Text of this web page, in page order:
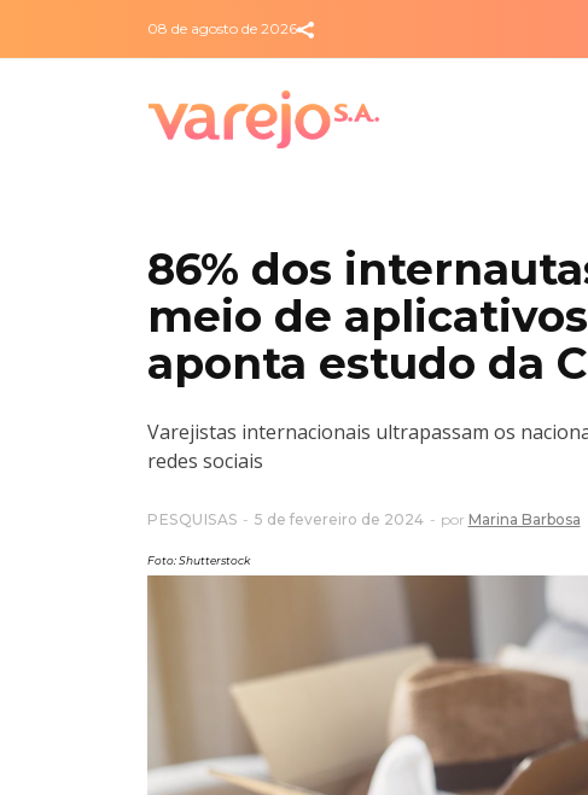
08 de agosto de 2026
86% dos
meio de
aponta estudo da
Varejistas internacionais ultrapassam os
redes sociais
PESQUISAS 5 de fevereiro de 2024 por Marina Barbosa
Foto: Shutterstock